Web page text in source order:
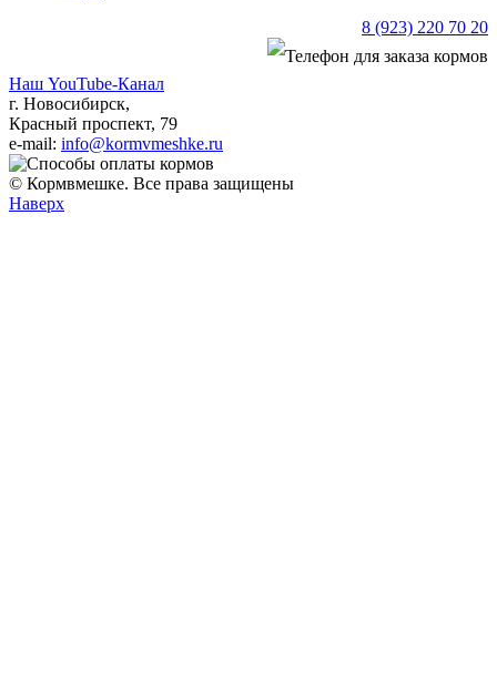
8 (923) 220 70 20
Наш YouTube-Канал
г. Новосибирск,
Красный проспект, 79
e-mail: info@kormvmeshke.ru
© Кормвмешке. Все права защищены
Наверх